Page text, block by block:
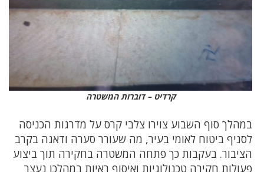
קרדיט – דוברות המשטרה
במהלך סוף השבוע צוירו צלבי קרס על מדרגות הכניסה
לסניף ביטוח לאומי בעיר, מה שעורר סערה ודאגה בקרב
הציבור. בעקבות כך פתחה המשטרה בחקירה תוך ביצוע
פעולות חקירה טכנולוגיות ואיסוף ראיות במהלכן נעצר